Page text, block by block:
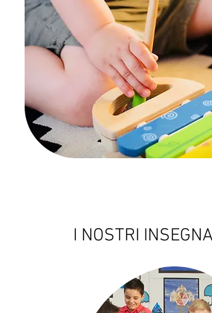
I NOSTRI